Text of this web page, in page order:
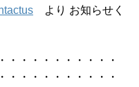
より お知らせく
・・・・・・・・・・
・・・・・・・・・・